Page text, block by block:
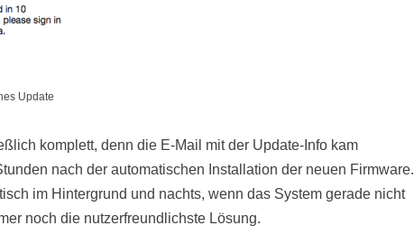
Update
komplett, denn die E-Mail mit der Update-Info kam
nach der automatischen Installation der neuen Firmware.
im Hintergrund und nachts, wenn das System gerade nicht
noch die nutzerfreundlichste Lösung.